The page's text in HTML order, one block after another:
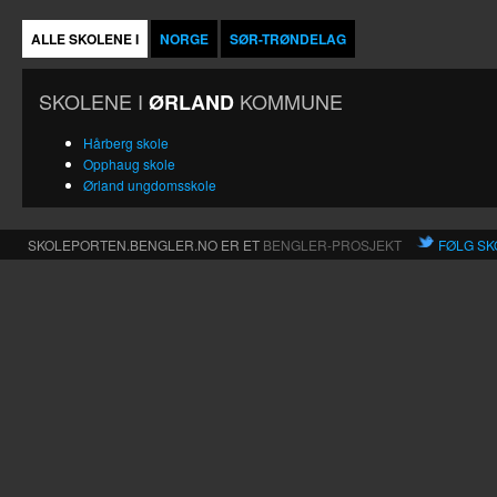
ALLE SKOLENE I NORGE SØR-TRØNDELAG
SKOLENE I ØRLAND KOMMUNE
Hårberg skole
Opphaug skole
Ørland ungdomsskole
SKOLEPORTEN.BENGLER.NO ER ET BENGLER-PROSJEKT FØLG